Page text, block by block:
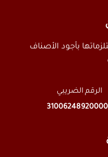
بأجود الأصناف
الرقم الضريبي